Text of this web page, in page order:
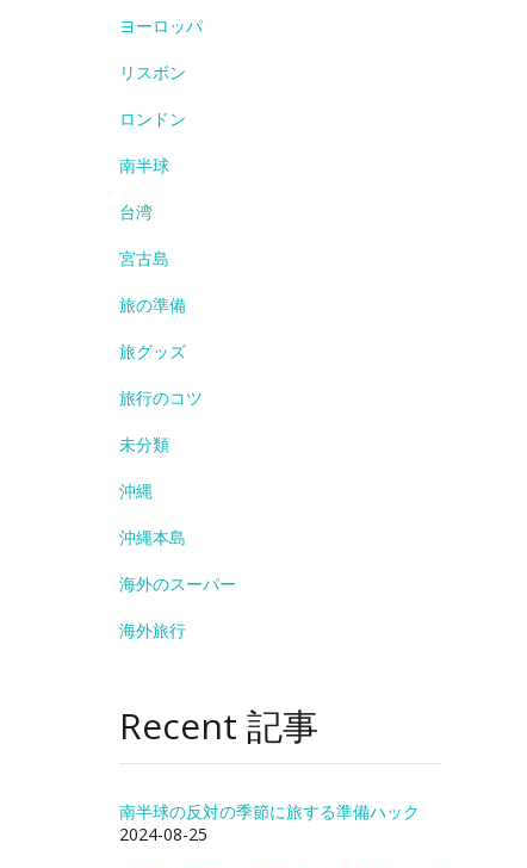
ヨーロッパ
リスボン
ロンドン
南半球
台湾
宮古島
旅の準備
旅グッズ
旅行のコツ
未分類
沖縄
沖縄本島
海外のスーパー
海外旅行
Recent 記事
南半球の反対の季節に旅する準備ハック
2024-08-25